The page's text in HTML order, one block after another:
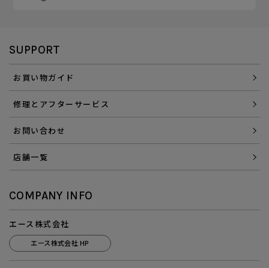
SUPPORT
お買い物ガイド
修理とアフターサービス
お問い合わせ
店舗一覧
COMPANY INFO
エース株式会社
エース株式会社 HP